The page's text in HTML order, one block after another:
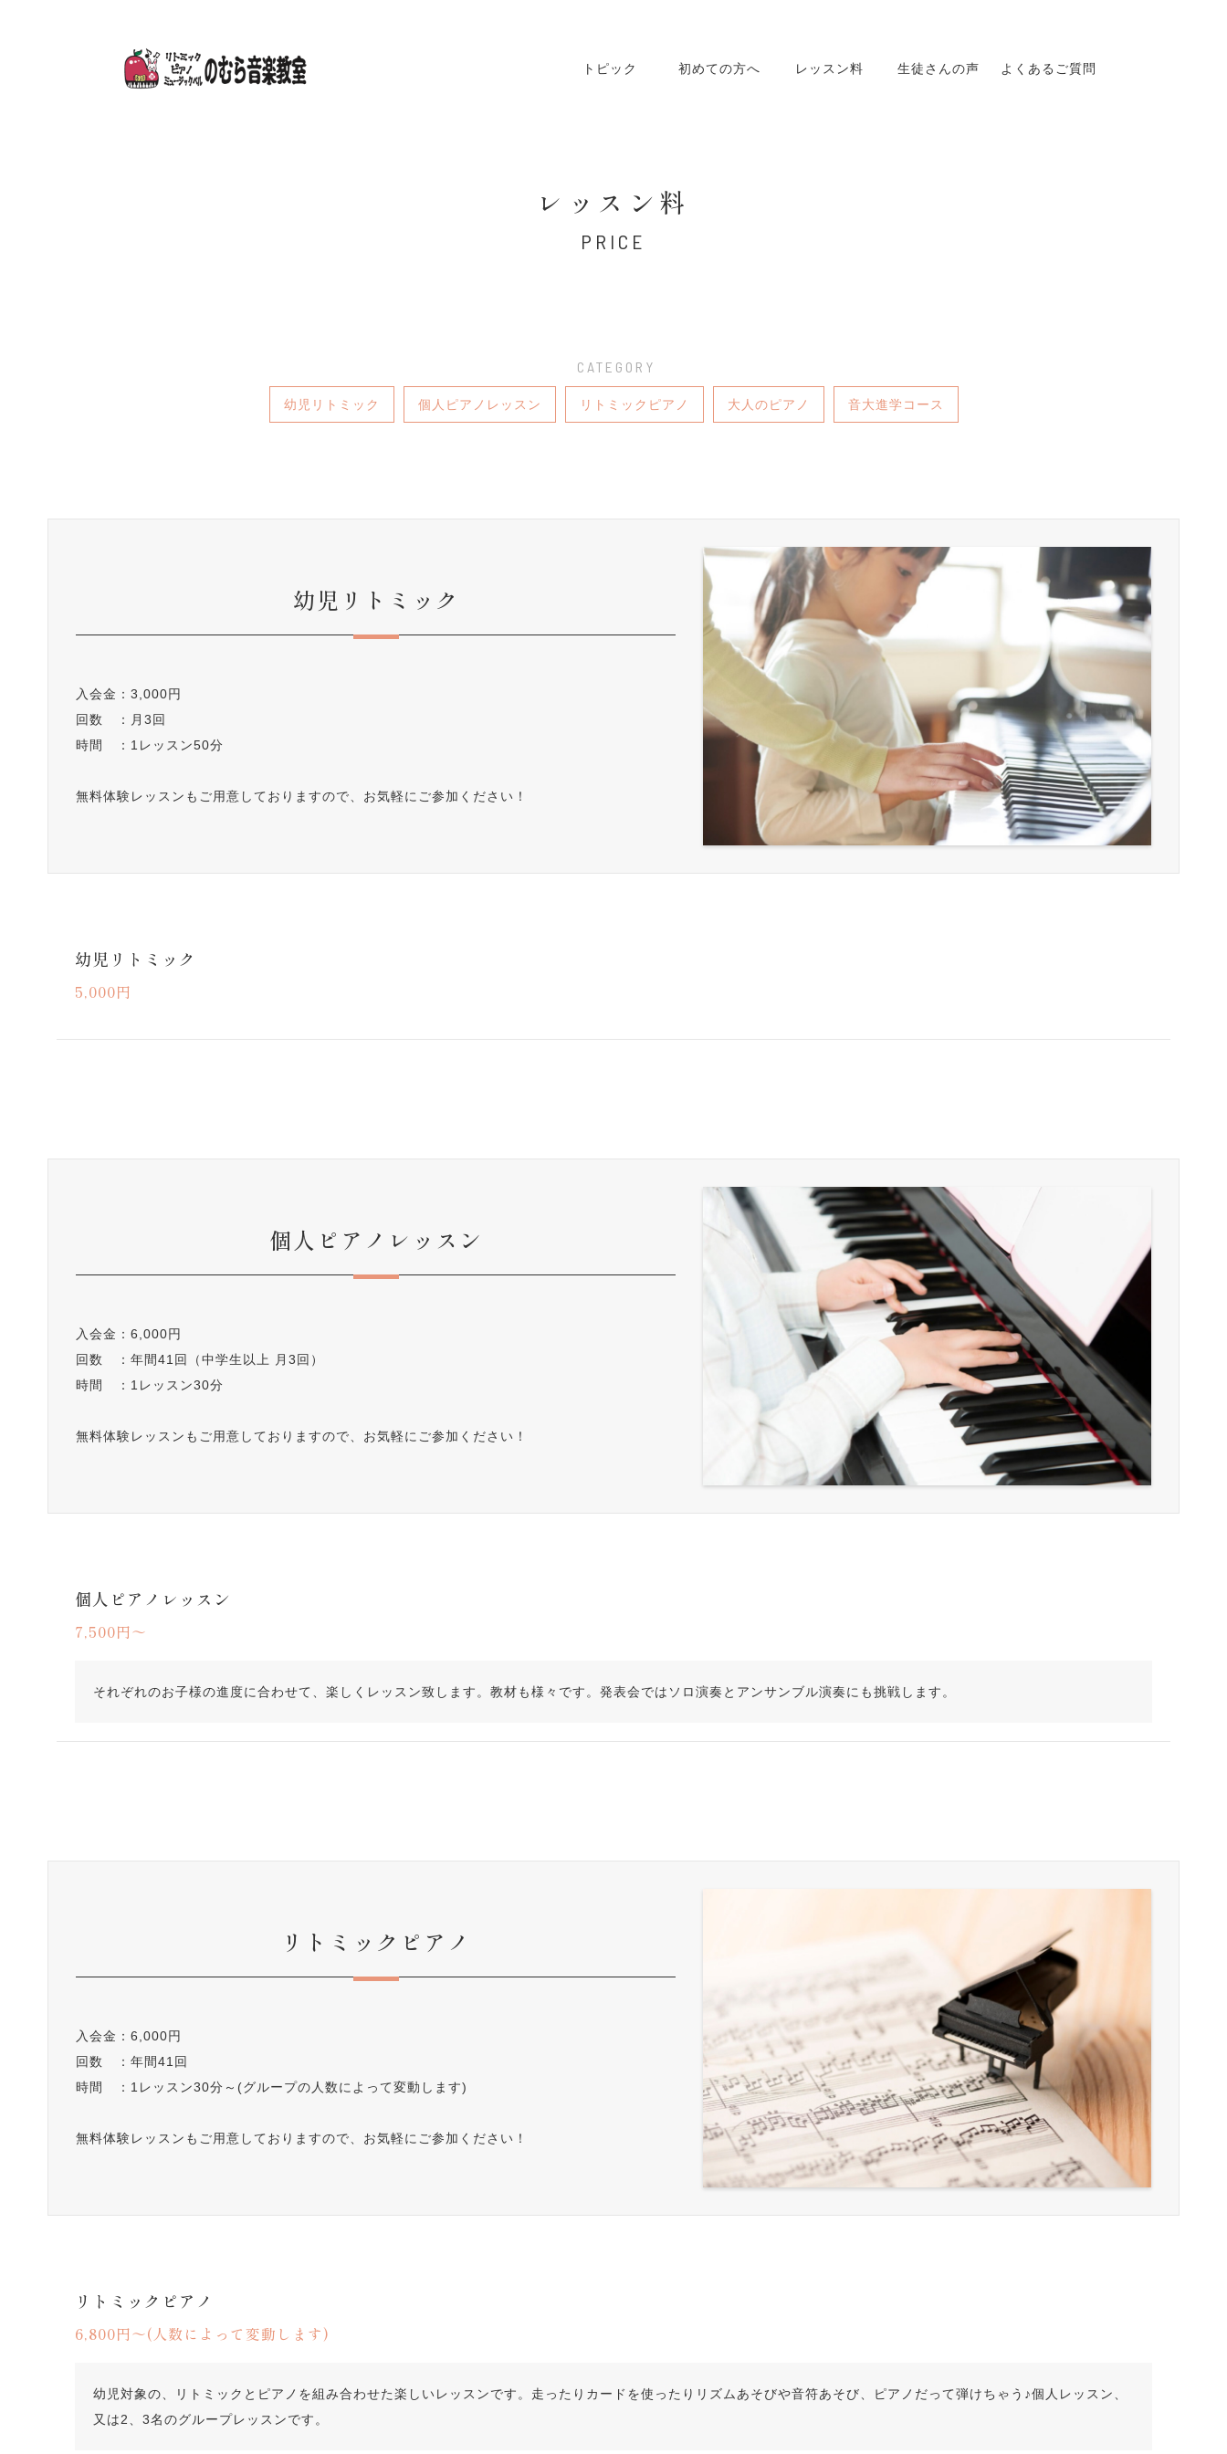
トピック 初めての方へ レッスン料 生徒さんの声 よくあるご質問
レッスン料
PRICE
幼児リトミック 個人ピアノレッスン リトミックピアノ 大人のピアノ 音大進学コース
幼児リトミック
入会金：3,000円
回数 ：月3回
時間 ：1レッスン50分
無料体験レッスンもご用意しておりますので、お気軽にご参加ください！
幼児リトミック
5,000円
個人ピアノレッスン
入会金：6,000円
回数 ：年間41回（中学生以上 月3回）
時間 ：1レッスン30分
無料体験レッスンもご用意しておりますので、お気軽にご参加ください！
個人ピアノレッスン
7,500円～
それぞれのお子様の進度に合わせて、楽しくレッスン致します。教材も様々です。発表会ではソロ演奏とアンサンブル演奏にも挑戦します。
リトミックピアノ
入会金：6,000円
回数 ：年間41回
時間 ：1レッスン30分～(グループの人数によって変動します)
無料体験レッスンもご用意しておりますので、お気軽にご参加ください！
リトミックピアノ
6,800円～(人数によって変動します)
幼児対象の、リトミックとピアノを組み合わせた楽しいレッスンです。走ったりカードを使ったりリズムあそびや音符あそび、ピアノだって弾けちゃう♪個人レッスン、
又は2、3名のグループレッスンです。